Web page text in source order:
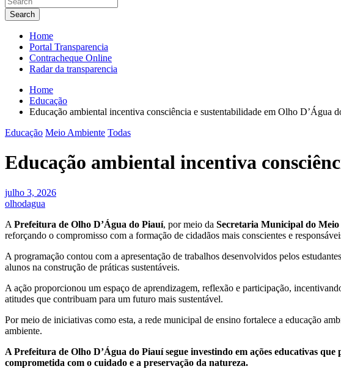
Search
Home
Portal Transparencia
Contracheque Online
Radar da transparencia
Home
Educação
Educação ambiental incentiva consciência e sustentabilidade em Olho D’Água
Educação Meio Ambiente Todas
Educação ambiental incentiva
julho 3, 2026
olhodagua
A Prefeitura de Olho D’Água do Piauí, por meio da Secretaria Municipal do
reforçando o compromisso com a formação de cidadãos mais conscientes e
A programação contou com a apresentação de trabalhos desenvolvidos pelos
alunos na construção de práticas sustentáveis.
A ação proporcionou um espaço de aprendizagem, reflexão e participação,
atitudes que contribuam para um futuro mais sustentável.
Por meio de iniciativas como esta, a rede municipal de ensino fortalece a educação
ambiente.
A Prefeitura de Olho D’Água do Piauí segue investindo em ações educativas
comprometida com o cuidado e a preservação da natureza.